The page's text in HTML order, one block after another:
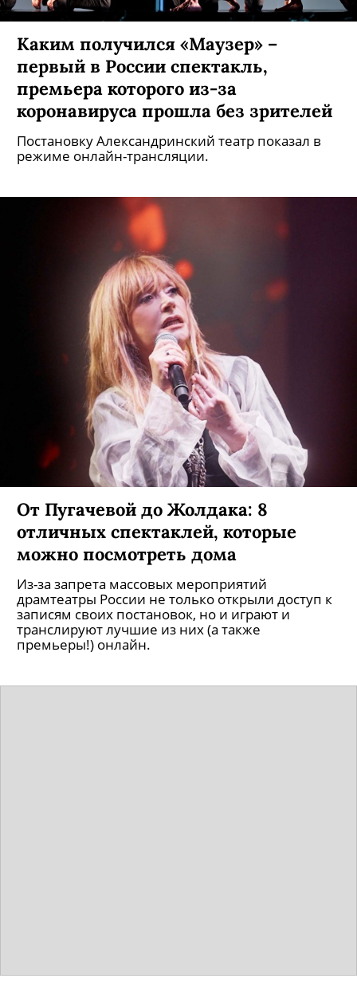
Каким получился «Маузер» –
первый в России спектакль,
премьера которого из-за
коронавируса прошла без зрителей
Постановку Александринский театр показал в
режиме онлайн-трансляции.
От Пугачевой до Жолдака: 8
отличных спектаклей, которые
можно посмотреть дома
Из-за запрета массовых мероприятий
драмтеатры России не только открыли доступ к
записям своих постановок, но и играют и
транслируют лучшие из них (а также
премьеры!) онлайн.